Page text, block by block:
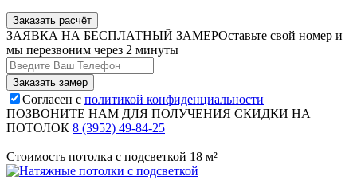
Заказать расчёт
ЗАЯВКА НА БЕСПЛАТНЫЙ ЗАМЕРОставьте свой номер и
мы перезвоним через 2 минуты
Согласен с политикой конфиденциальности
ПОЗВОНИТЕ НАМ ДЛЯ ПОЛУЧЕНИЯ СКИДКИ НА
ПОТОЛОК 8 (3952) 49-84-25
Стоимость потолка с подсветкой 18 м²